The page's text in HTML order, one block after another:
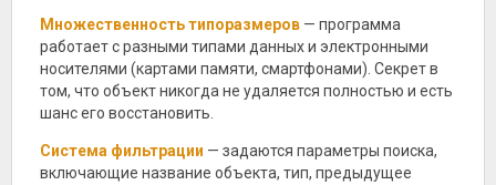
Множественность типоразмеров — программа
работает с разными типами данных и электронными
носителями (картами памяти, смартфонами). Секрет в
том, что объект никогда не удаляется полностью и есть
шанс его восстановить.
Система фильтрации — задаются параметры поиска,
включающие название объекта, тип, предыдущее